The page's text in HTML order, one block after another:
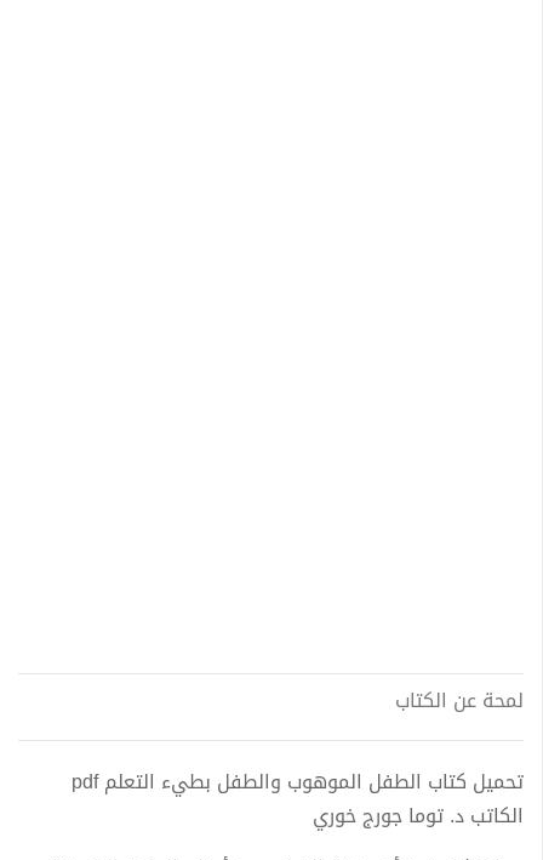
لمحة عن الكتاب
تحميل كتاب الطفل الموهوب والطفل بطيء التعلم pdf
الكاتب د. توما جورج خوري